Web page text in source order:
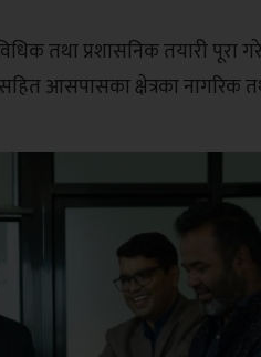
तथा प्रशासनिक तयारी पूरा
आसपासका क्षेत्रका नागरिक